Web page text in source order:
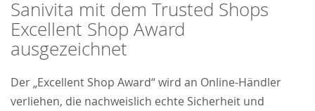
Sanivita mit dem Trusted Shops
Excellent Shop Award
ausgezeichnet
Der „Excellent Shop Award“ wird an Online-Händler
verliehen, die nachweislich echte Sicherheit und